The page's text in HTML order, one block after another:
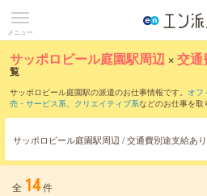
メニュー
サッポロビール庭園駅周辺 ×交通
覧
サッポロビール庭園駅の派遣のお仕事情報です。 オフ
売・サービス系、 クリエイティブ系などのお仕事を取
サッポロビール庭園駅周辺 / 交通費別途支給あり
全 14件